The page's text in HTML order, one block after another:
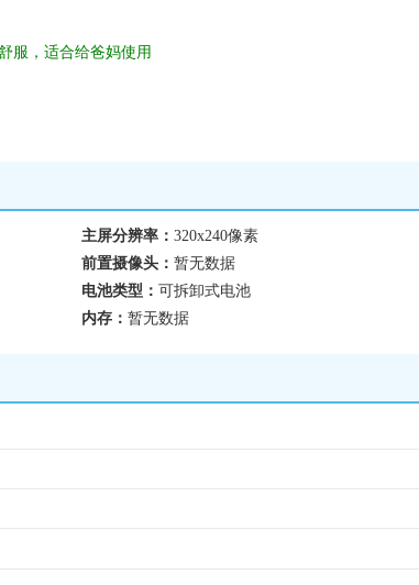
服，适合给爸妈使用
主屏分辨率： 320x240像素
前置摄像头： 暂无数据
电池类型： 可拆卸式电池
内存： 暂无数据